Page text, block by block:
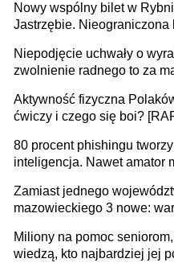
Nowy wspólny bilet w
Jastrzębie. Nieograniczona
Niepodjęcie uchwały o
zwolnienie radnego to za
rozstrzygać sprawy
Aktywność fizyczna
ćwiczy i czego się boi?
80 procent phishingu
inteligencja. Nawet amator
Zamiast jednego
mazowieckiego 3 nowe:
Europie nie ma tak dużych
stołecznych
Miliony na pomoc
wiedzą, kto najbardziej jej